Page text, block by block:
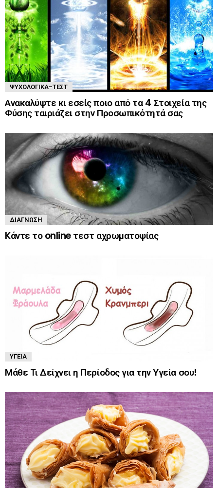
ΨΥΧΟΛΟΓΙΚΆ-ΤΈΣΤ
Ανακαλύψτε κι εσείς ποιο από τα 4 Στοιχεία της
Φύσης ταιριάζει στην Προσωπικότητά σας
ΔΙΆΓΝΩΣΗ
Kάντε το online τεστ αχρωματοψίας
ΥΓΕΊΑ
Μάθε Τι Δείχνει η Περίοδος για την Υγεία σου!